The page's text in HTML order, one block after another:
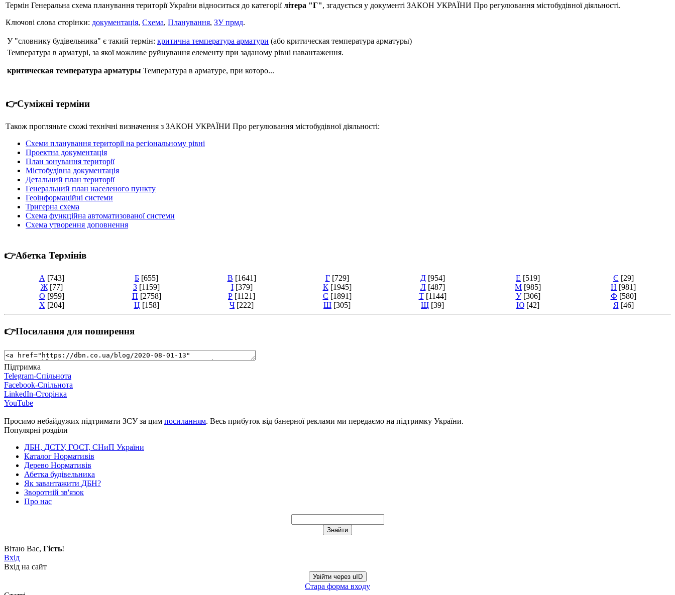
Термін Генеральна схема планування території України відноситься до категоріїлітера "Г", згадується у документі ЗАКОН УКРАЇНИ Про регулювання містобудівної діяльності.
Ключові слова сторінки: документація, Схема, Планування, ЗУ прмд.
У "словнику будівельника" є такий термін: критична температура арматури (або критическая температура арматуры)
Температура в арматурі, за якої можливе руйнування елементу при заданому рівні навантаження.
критическая температура арматуры Температура в арматуре, при которо...
👉Суміжні терміни
Також прогляньте схожі технічні визначення з ЗАКОН УКРАЇНИ Про регулювання містобудівної діяльності:
Cхеми планування території на регіональному рівні
Проектна документація
План зонування території
Містобудівна документація
Детальний план території
Генеральний план населеного пункту
Геоінформаційні системи
Тригерна схема
Схема функційна автоматизованої системи
Схема утворення доповнення
👉Абетка Термінів
А [743] Б [655] В [1641] Г [729] Д [954] Е [519] Є [29]
Ж [77] З [1159] І [379] К [1945] Л [487] М [985] Н [981]
О [959] П [2758] Р [1121] С [1891] Т [1144] У [306] Ф [580]
Х [204] Ц [158] Ч [222] Ш [305] Щ [39] Ю [42] Я [46]
👉Посилання для поширення
Підтримка
Telegram-Спільнота
Facebook-Спільнота
LinkedIn-Сторінка
YouTube
Просимо небайдужих підтримати ЗСУ за цим посиланням. Весь прибуток від банерної реклами ми передаємо на підтримку України.
Популярні розділи
ДБН, ДСТУ, ГОСТ, СНиП України
Каталог Нормативів
Дерево Нормативів
Абетка будівельника
Як завантажити ДБН?
Зворотній зв'язок
Про нас
Вітаю Вас, Гість!
Вхід
Вхід на сайт
Увійти через uID
Стара форма входу